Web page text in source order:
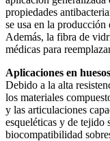
propiedades
se usa en la
Además, la fibra de
médicas para
Aplicaciones en
Debido a la alta
los materiales
y las articulaciones
esqueléticas y de tejido
biocompatibilidad